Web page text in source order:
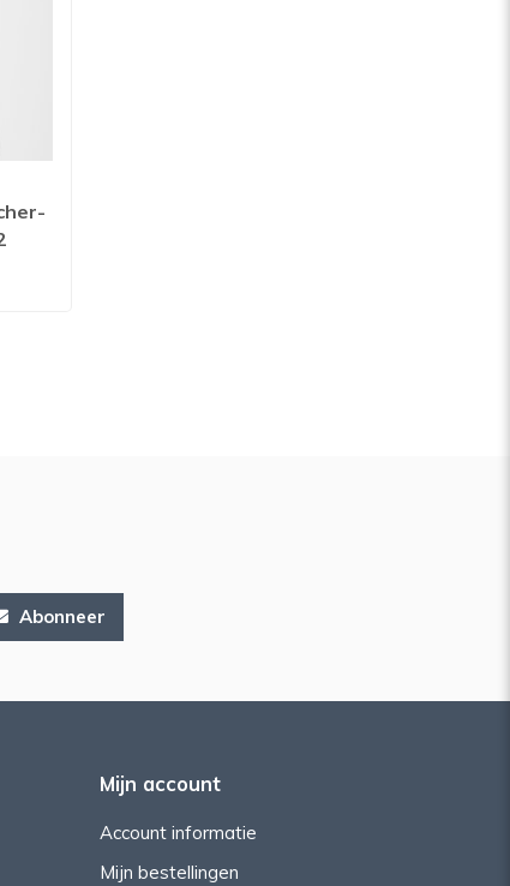
Abonneer
Mijn account
Account informatie
Mijn bestellingen